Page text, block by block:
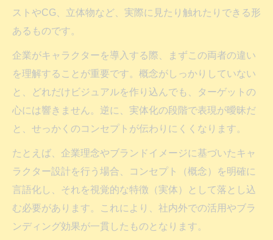
ストやCG、立体物など、実際に見たり触れたりできる形
あるものです。
企業がキャラクターを導入する際、まずこの両者の違い
を理解することが重要です。概念がしっかりしていない
と、どれだけビジュアルを作り込んでも、ターゲットの
心には響きません。逆に、実体化の段階で表現が曖昧だ
と、せっかくのコンセプトが伝わりにくくなります。
たとえば、企業理念やブランドイメージに基づいたキャ
ラクター設計を行う場合、コンセプト（概念）を明確に
言語化し、それを視覚的な特徴（実体）として落とし込
む必要があります。これにより、社内外での活用やブラ
ンディング効果が一貫したものとなります。